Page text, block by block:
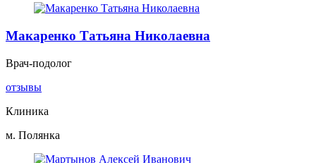
Макаренко Татьяна Николаевна
Врач-подолог
отзывы
Клиника
м. Полянка